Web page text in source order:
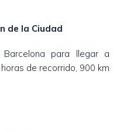
de la Ciudad
para llegar a
de recorrido, 900 km